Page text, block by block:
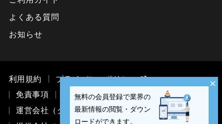
よくある質問
お知らせ
利用規約
プライバシーポリシー
免責事項
お問い合わせ
運営会社（ククレブ・マーケティング株式会社）
×
無料の会員登録で業界の
最新情報の閲覧・ダウン
ロードができます。